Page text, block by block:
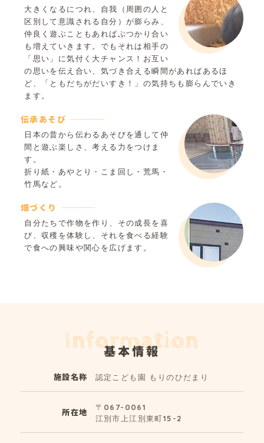
大きくなるにつれ、自我（周囲の人と
区別して意識される自分）が膨らみ、
仲良く遊ぶこともあればぶつかり合い
も増えていきます。でもそれは相手の
「思い」に気付く大チャンス！お互い
の思いを伝え合い、気づき合える瞬間があればあるほ
ど、「ともだちがだいすき！」の気持ちも膨らんでいき
ます。
伝承あそび
日本の昔から伝わるあそびを通して仲
間と遊ぶ楽しさ、考える力をつけま
す。
折り紙・あやとり・こま回し・荒馬・
竹馬など。
畑づくり
自分たちで作物を作り、その成長を喜
び、収穫を体験し、それを食べる経験
で食への興味や関心を広げます。
Information
基本情報
施設名称 認定こども園 もりのひだまり
所在地
〒067-0061
江別市上江別東町15-2